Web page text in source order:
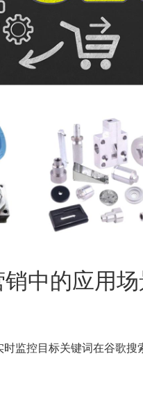
中的应用
监控目标关键词在谷歌